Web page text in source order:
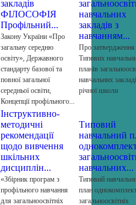
закладів
ФІЛОСОФІЯ
Профільний...
Закону України «Про
загальну середню
освіту», Державного
стандарту базової та
повної загальної
середньої освіти,
Концепції профільного...
навчальних
закладів з
навчанням...
Про затвердження
Типових
планів
навчальних
річної школи
Інструктивно-
методичні
рекомендації
щодо вивчення
шкільних
дисциплін...
«Збірник програм з
профільного навчання
для загальноосвітніх
Типовий
навчальний
навчальних...
Типовий
план
загальноосвітніх